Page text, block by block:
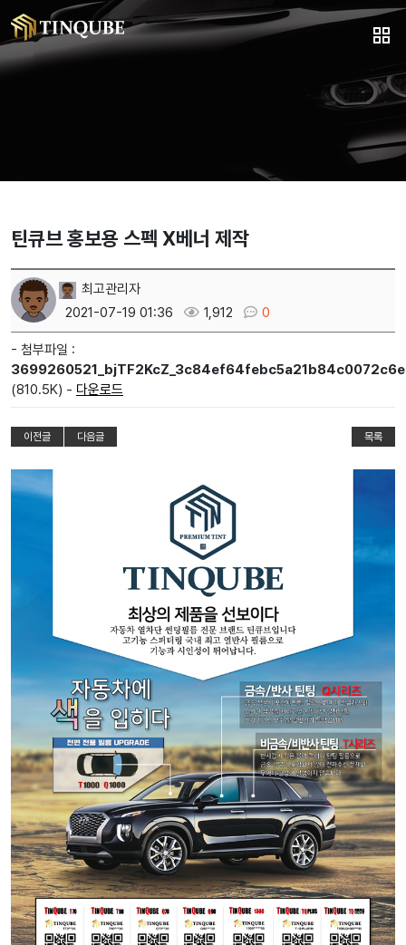
틴큐브 홍보용 스펙 X베너 제작
최고관리자
2021-07-19 01:36
1,912 0
- 첨부파일 :
(810.5K) - 다운로드
이전글 다음글 목록